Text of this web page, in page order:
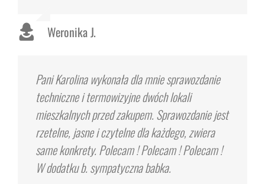
Weronika J.
Pani Karolina wykonała dla mnie sprawozdanie
techniczne i termowizyjne dwóch lokali
mieszkalnych przed zakupem. Sprawozdanie jest
rzetelne, jasne i czytelne dla każdego, zwiera
same konkrety. Polecam ! Polecam ! Polecam !
W dodatku b. sympatyczna babka.